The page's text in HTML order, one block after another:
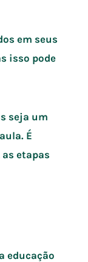
em seus
isso pode
seja um
É
etapas
educação